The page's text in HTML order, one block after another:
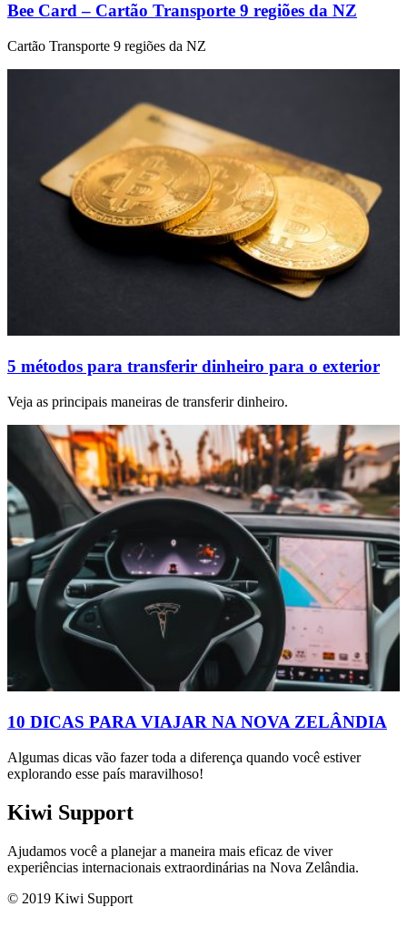
Bee Card – Cartão Transporte 9 regiões da NZ
Cartão Transporte 9 regiões da NZ
5 métodos para transferir dinheiro para o exterior
Veja as principais maneiras de transferir dinheiro.
10 DICAS PARA VIAJAR NA NOVA ZELÂNDIA
Algumas dicas vão fazer toda a diferença quando você estiver
explorando esse país maravilhoso!
Kiwi Support
Ajudamos você a planejar a maneira mais eficaz de viver
experiências internacionais extraordinárias na Nova Zelândia.
© 2019 Kiwi Support